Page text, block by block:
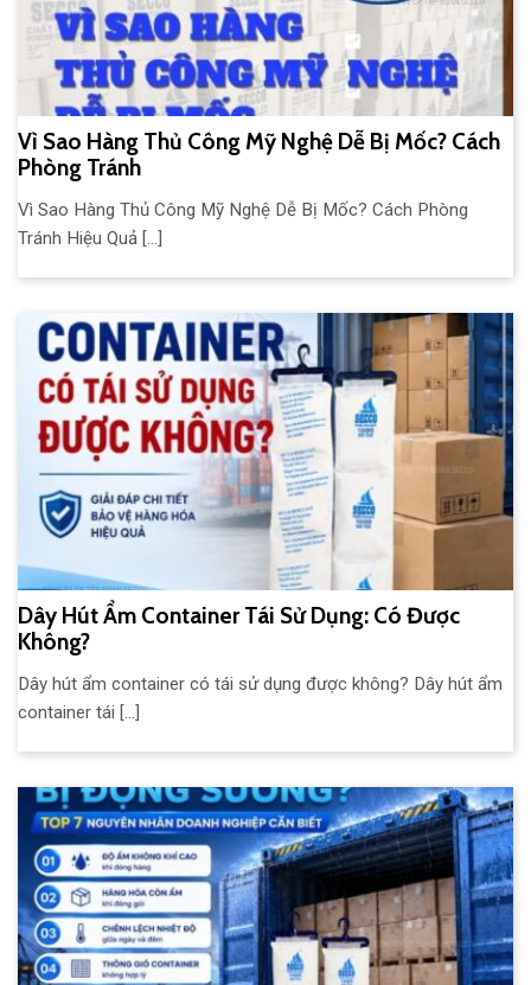
Vì Sao Hàng Thủ Công Mỹ Nghệ Dễ Bị Mốc? Cách
Phòng Tránh
Vì Sao Hàng Thủ Công Mỹ Nghệ Dễ Bị Mốc? Cách Phòng
Tránh Hiệu Quả [...]
Dây Hút Ẩm Container Tái Sử Dụng: Có Được
Không?
Dây hút ẩm container có tái sử dụng được không? Dây hút ẩm
container tái [...]